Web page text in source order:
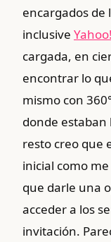
encargados
inclusive Yahoo!
cargada, en
encontrar lo
mismo con
donde estaban
resto creo que
inicial como
que darle una
acceder a los
invitación.